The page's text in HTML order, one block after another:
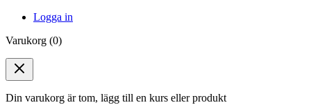
Logga in
Varukorg (0)
Din varukorg är tom, lägg till en kurs eller produkt